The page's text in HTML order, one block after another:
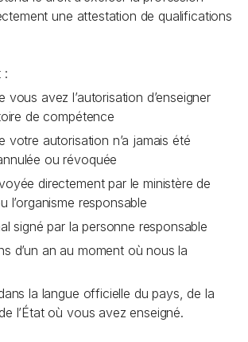
une attestation de qualifications
:
vous avez l’autorisation d’enseigner
de compétence
votre autorisation n’a jamais été
ou révoquée
directement par le ministère de
l’organisme responsable
signé par la personne responsable
d’un an au moment où nous la
la langue officielle du pays, de la
l’État où vous avez enseigné.